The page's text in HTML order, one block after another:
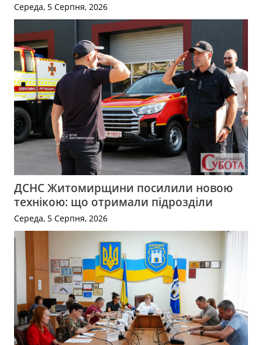
Середа, 5 Серпня, 2026
ДСНС Житомирщини посилили новою
технікою: що отримали підрозділи
Середа, 5 Серпня, 2026